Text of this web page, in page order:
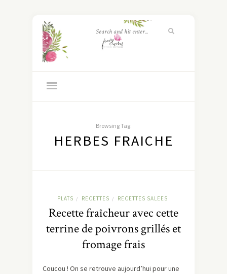
Browsing Tag:
HERBES FRAICHE
PLATS / RECETTES / RECETTES SALEES
Recette fraîcheur avec cette
terrine de poivrons grillés et
fromage frais
Coucou ! On se retrouve aujourd’hui pour une